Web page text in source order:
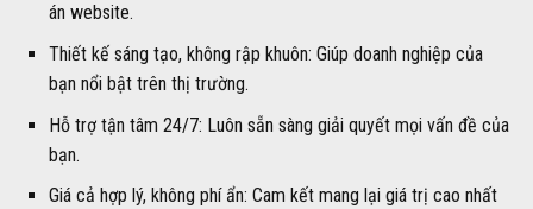
án website.
Thiết kế sáng tạo, không rập khuôn: Giúp doanh nghiệp của
bạn nổi bật trên thị trường.
Hỗ trợ tận tâm 24/7: Luôn sẵn sàng giải quyết mọi vấn đề của
bạn.
Giá cả hợp lý, không phí ẩn: Cam kết mang lại giá trị cao nhất